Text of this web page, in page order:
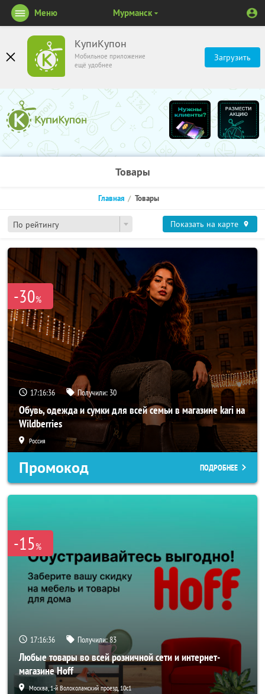
КупиКупон
Мобильное приложение
ещё удобнее
Загрузить
Меню Мурманск
Товары
По рейтингу
Главная Товары
Показать на карте
-30%
17:16:34 Получили: 30
Обувь, одежда и сумки для всей семьи в магазине kari на
Wildberries
Россия
Промокод ПОДРОБНЕЕ
-15%
17:16:34 Получили:83
Любые товары во всей розничной сети и интернет-
магазине Hoff
Москва, 1-й Волоколамский проезд, 10с1